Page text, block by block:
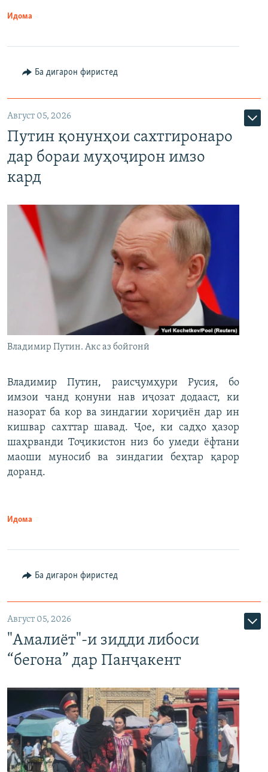
Идома
Ба дигарон фиристед
Август 05, 2026
Путин қонунҳои сахтгиронаро
дар бораи муҳоҷирон имзо
кард
Владимир Путин. Акс аз бойгонӣ
Владимир Путин, раисҷумҳури Русия, бо
имзои чанд қонуни нав иҷозат додааст, ки
назорат ба кор ва зиндагии хориҷиён дар ин
кишвар сахттар шавад. Ҷое, ки садҳо ҳазор
шаҳрванди Тоҷикистон низ бо умеди ёфтани
маоши муносиб ва зиндагии беҳтар қарор
доранд.
Идома
Ба дигарон фиристед
Август 05, 2026
"Амалиёт"-и зидди либоси
“бегона” дар Панҷакент